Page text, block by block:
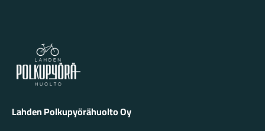
Lahden Polkupyörähuolto - etusivulle
Lahden Polkupyörähuolto Oy